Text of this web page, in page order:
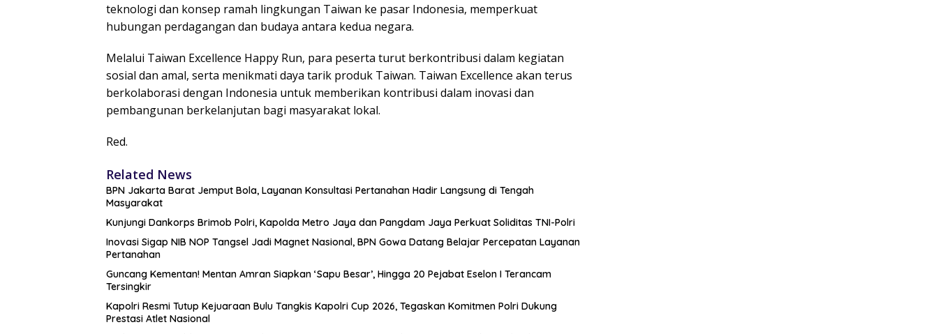
teknologi dan konsep ramah lingkungan Taiwan ke pasar Indonesia, memperkuat
hubungan perdagangan dan budaya antara kedua negara.
Melalui Taiwan Excellence Happy Run, para peserta turut berkontribusi dalam kegiatan
sosial dan amal, serta menikmati daya tarik produk Taiwan. Taiwan Excellence akan terus
berkolaborasi dengan Indonesia untuk memberikan kontribusi dalam inovasi dan
pembangunan berkelanjutan bagi masyarakat lokal.
Red.
Related News
BPN Jakarta Barat Jemput Bola, Layanan Konsultasi Pertanahan Hadir Langsung di Tengah
Masyarakat
Kunjungi Dankorps Brimob Polri, Kapolda Metro Jaya dan Pangdam Jaya Perkuat Soliditas TNI-Polri
Inovasi Sigap NIB NOP Tangsel Jadi Magnet Nasional, BPN Gowa Datang Belajar Percepatan Layanan
Pertanahan
Guncang Kementan! Mentan Amran Siapkan ‘Sapu Besar’, Hingga 20 Pejabat Eselon I Terancam
Tersingkir
Kapolri Resmi Tutup Kejuaraan Bulu Tangkis Kapolri Cup 2026, Tegaskan Komitmen Polri Dukung
Prestasi Atlet Nasional